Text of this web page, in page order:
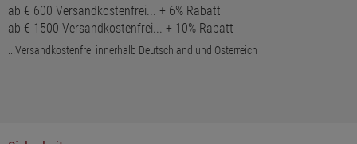
ab € 600 Versandkostenfrei... + 6% Rabatt
ab € 1500 Versandkostenfrei... + 10% Rabatt
...Versandkostenfrei innerhalb Deutschland und Österreich